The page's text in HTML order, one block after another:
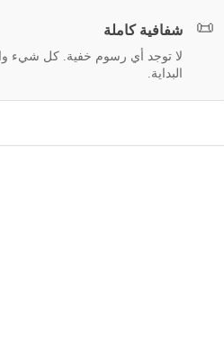
📜 شفافية كاملة
لا توجد أي رسوم خفية. كل شيء
البداية.